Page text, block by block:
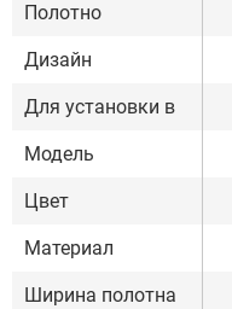
Полотно
Дизайн
Для установки в
Модель
Цвет
Материал
Ширина полотна